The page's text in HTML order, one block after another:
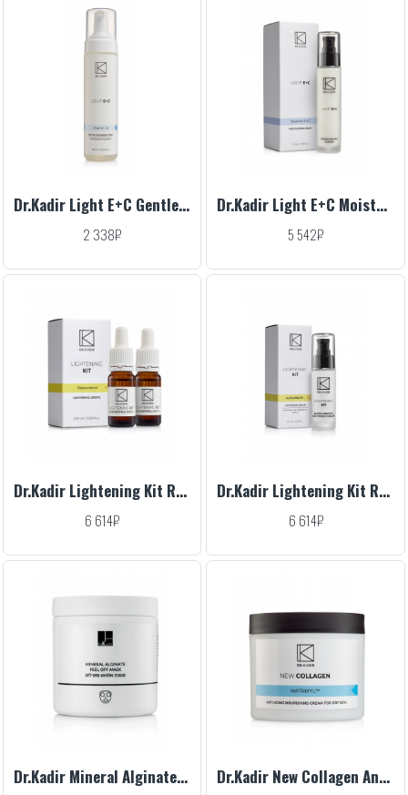
Dr.Kadir Light E+C Gentle Cleansing Foam, 200 ml
2 338₽
Dr.Kadir Light E+C Moisturizer Cream, 50 ml
5 542₽
Dr.Kadir Lightening Kit Revitalizing Resveratrol Drops, 2x10 ml
6 614₽
Dr.Kadir Lightening Kit Retinol Serum, 50 ml
6 614₽
Dr.Kadir Mineral Alginate Peel Off Mask, 500 ml Dr.Kadir New Collagen Anti Aging Nourishing Cream For Dry Skin, 250 ml